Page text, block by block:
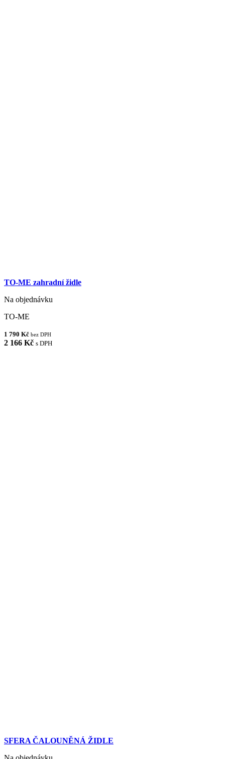
TO-ME zahradní židle
Na objednávku
TO-ME
1 790 Kč bez DPH
2 166 Kč s DPH
SFERA ČALOUNĚNÁ ŽIDLE